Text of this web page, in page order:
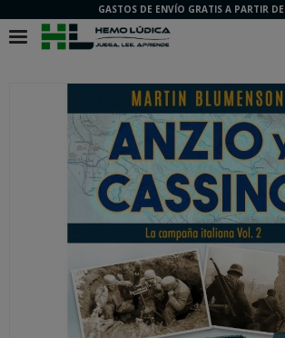
GASTOS DE ENVÍO GRATIS A PARTIR